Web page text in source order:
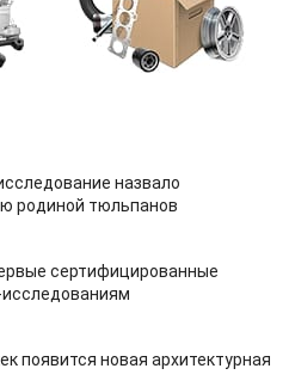
назвало
родиной тюльпанов
сертифицированные
появится новая архитектурная